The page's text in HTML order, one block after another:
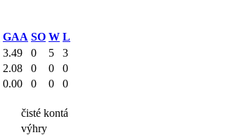
GAA SO W L
3.49 0 5
3
2.08 0 0
0
0.00 0 0
0
čisté kontá
výhry